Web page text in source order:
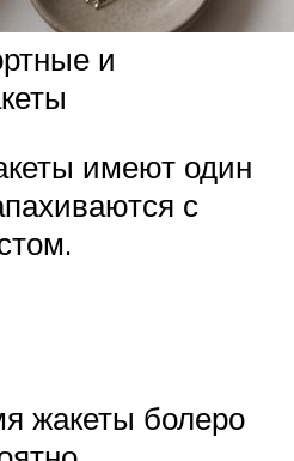
и
имеют один
с
жакеты болеро